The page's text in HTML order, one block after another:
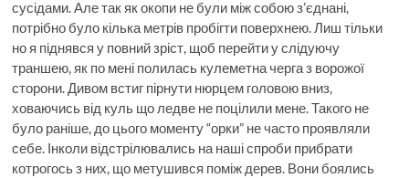
сусідами. Але так як окопи не були між собою з’єднані,
потрібно було кілька метрів пробігти поверхнею. Лиш тільки
но я піднявся у повний зріст, щоб перейти у слідуючу
траншею, як по мені полилась кулеметна черга з ворожої
сторони. Дивом встиг пірнути нюрцем головою вниз,
ховаючись від куль що ледве не поцілили мене. Такого не
було раніше, до цього моменту “орки” не часто проявляли
себе. Інколи відстрілювались на наші спроби прибрати
котрогось з них, що метушився поміж дерев. Вони боялись